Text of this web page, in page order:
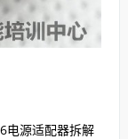
电源适配器拆解